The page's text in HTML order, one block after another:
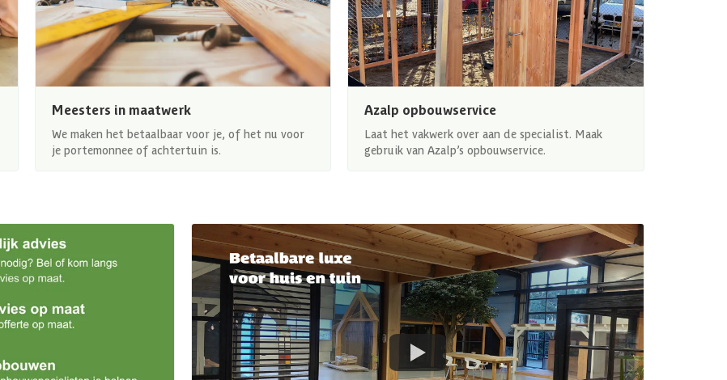
Meesters in maatwerk
We maken het betaalbaar voor je, of het nu voor
je portemonnee of achtertuin is.
Azalp opbouwservice
Laat het vakwerk over aan de specialist. Maak
gebruik van Azalp’s opbouwservice.